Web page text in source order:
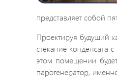
представляет собой
Проектируя будущий
стекание конденсата
этом помещении
парогенератор,